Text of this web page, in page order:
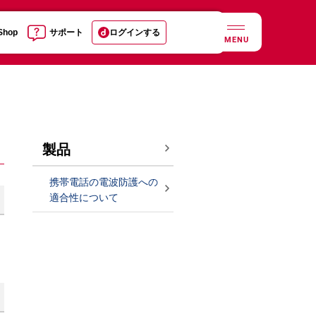
サポート ログインする
MENU
製品
携帯電話の電波防護への
適合性について